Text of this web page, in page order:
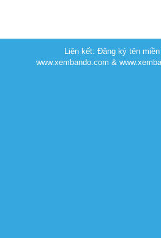
Liên kết:Đăng ký tên miền
www.xembando.com &